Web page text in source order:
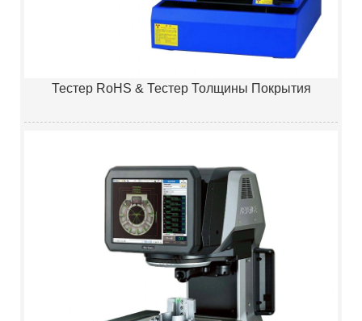
Тестер RoHS & Тестер Толщины Покрытия